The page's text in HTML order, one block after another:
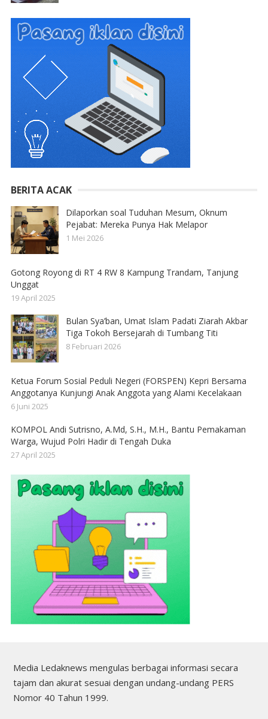
BERITA ACAK
Dilaporkan soal Tuduhan Mesum, Oknum
Pejabat: Mereka Punya Hak Melapor
1 Mei 2026
Gotong Royong di RT 4 RW 8 Kampung Trandam, Tanjung
Unggat
19 April 2025
Bulan Sya’ban, Umat Islam Padati Ziarah Akbar
Tiga Tokoh Bersejarah di Tumbang Titi
8 Februari 2026
Ketua Forum Sosial Peduli Negeri (FORSPEN) Kepri Bersama
Anggotanya Kunjungi Anak Anggota yang Alami Kecelakaan
6 Juni 2025
KOMPOL Andi Sutrisno, A.Md, S.H., M.H., Bantu Pemakaman
Warga, Wujud Polri Hadir di Tengah Duka
27 April 2025
Media Ledaknews mengulas berbagai informasi secara
tajam dan akurat sesuai dengan undang-undang PERS
Nomor 40 Tahun 1999.